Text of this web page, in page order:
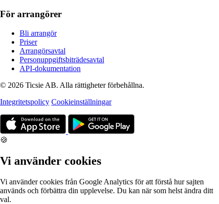
För arrangörer
Bli arrangör
Priser
Arrangörsavtal
Personuppgiftsbiträdesavtal
API-dokumentation
© 2026 Ticsie AB. Alla rättigheter förbehållna.
Integritetspolicy Cookieinställningar
🍪
Vi använder cookies
Vi använder cookies från Google Analytics för att förstå hur sajten
används och förbättra din upplevelse. Du kan när som helst ändra ditt
val.